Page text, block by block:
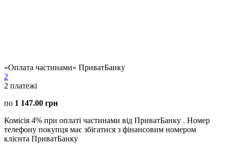
«Оплата частинами» ПриватБанку
2
2 платежі
по 1 147.00 грн
Комісія 4% при оплаті частинами від ПриватБанку . Номер
телефону покупця має збігатися з фінансовим номером
клієнта ПриватБанку